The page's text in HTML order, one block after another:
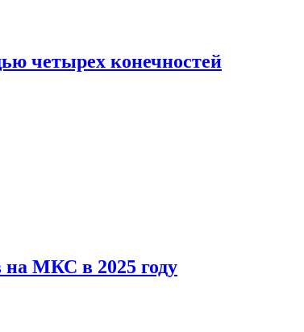
четырех конечностей
на МКС в 2025 году